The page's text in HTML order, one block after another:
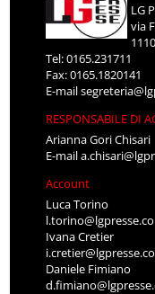
LG
via
Tel: 0165.231711
Fax: 0165.1820141
E-mail
RESPONSABILE DI
Arianna Gori Chisari
E-mail
Account
Luca Torino
Ivana Cretier
Daniele Fimiano